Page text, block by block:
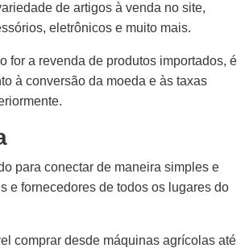
de artigos à venda no site,
eletrônicos e muito mais.
for a revenda de produtos importados, é
à conversão da moeda e às taxas
para conectar de maneira simples e
e fornecedores de todos os lugares do
comprar desde máquinas agrícolas até